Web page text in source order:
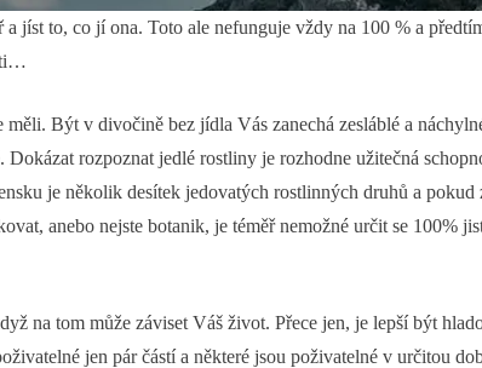
jíst to, co jí ona. Toto ale nefunguje vždy na 100 % a
Být v divočině bez jídla Vás zanechá zesláblé a
rozpoznat jedlé rostliny je rozhodne užitečná
je několik desítek jedovatých rostlinných druhů a pokud
anebo nejste botanik, je téměř nemožné určit se 100%
na tom může záviset Váš život. Přece jen, je lepší být
jen pár částí a některé jsou poživatelné v určitou